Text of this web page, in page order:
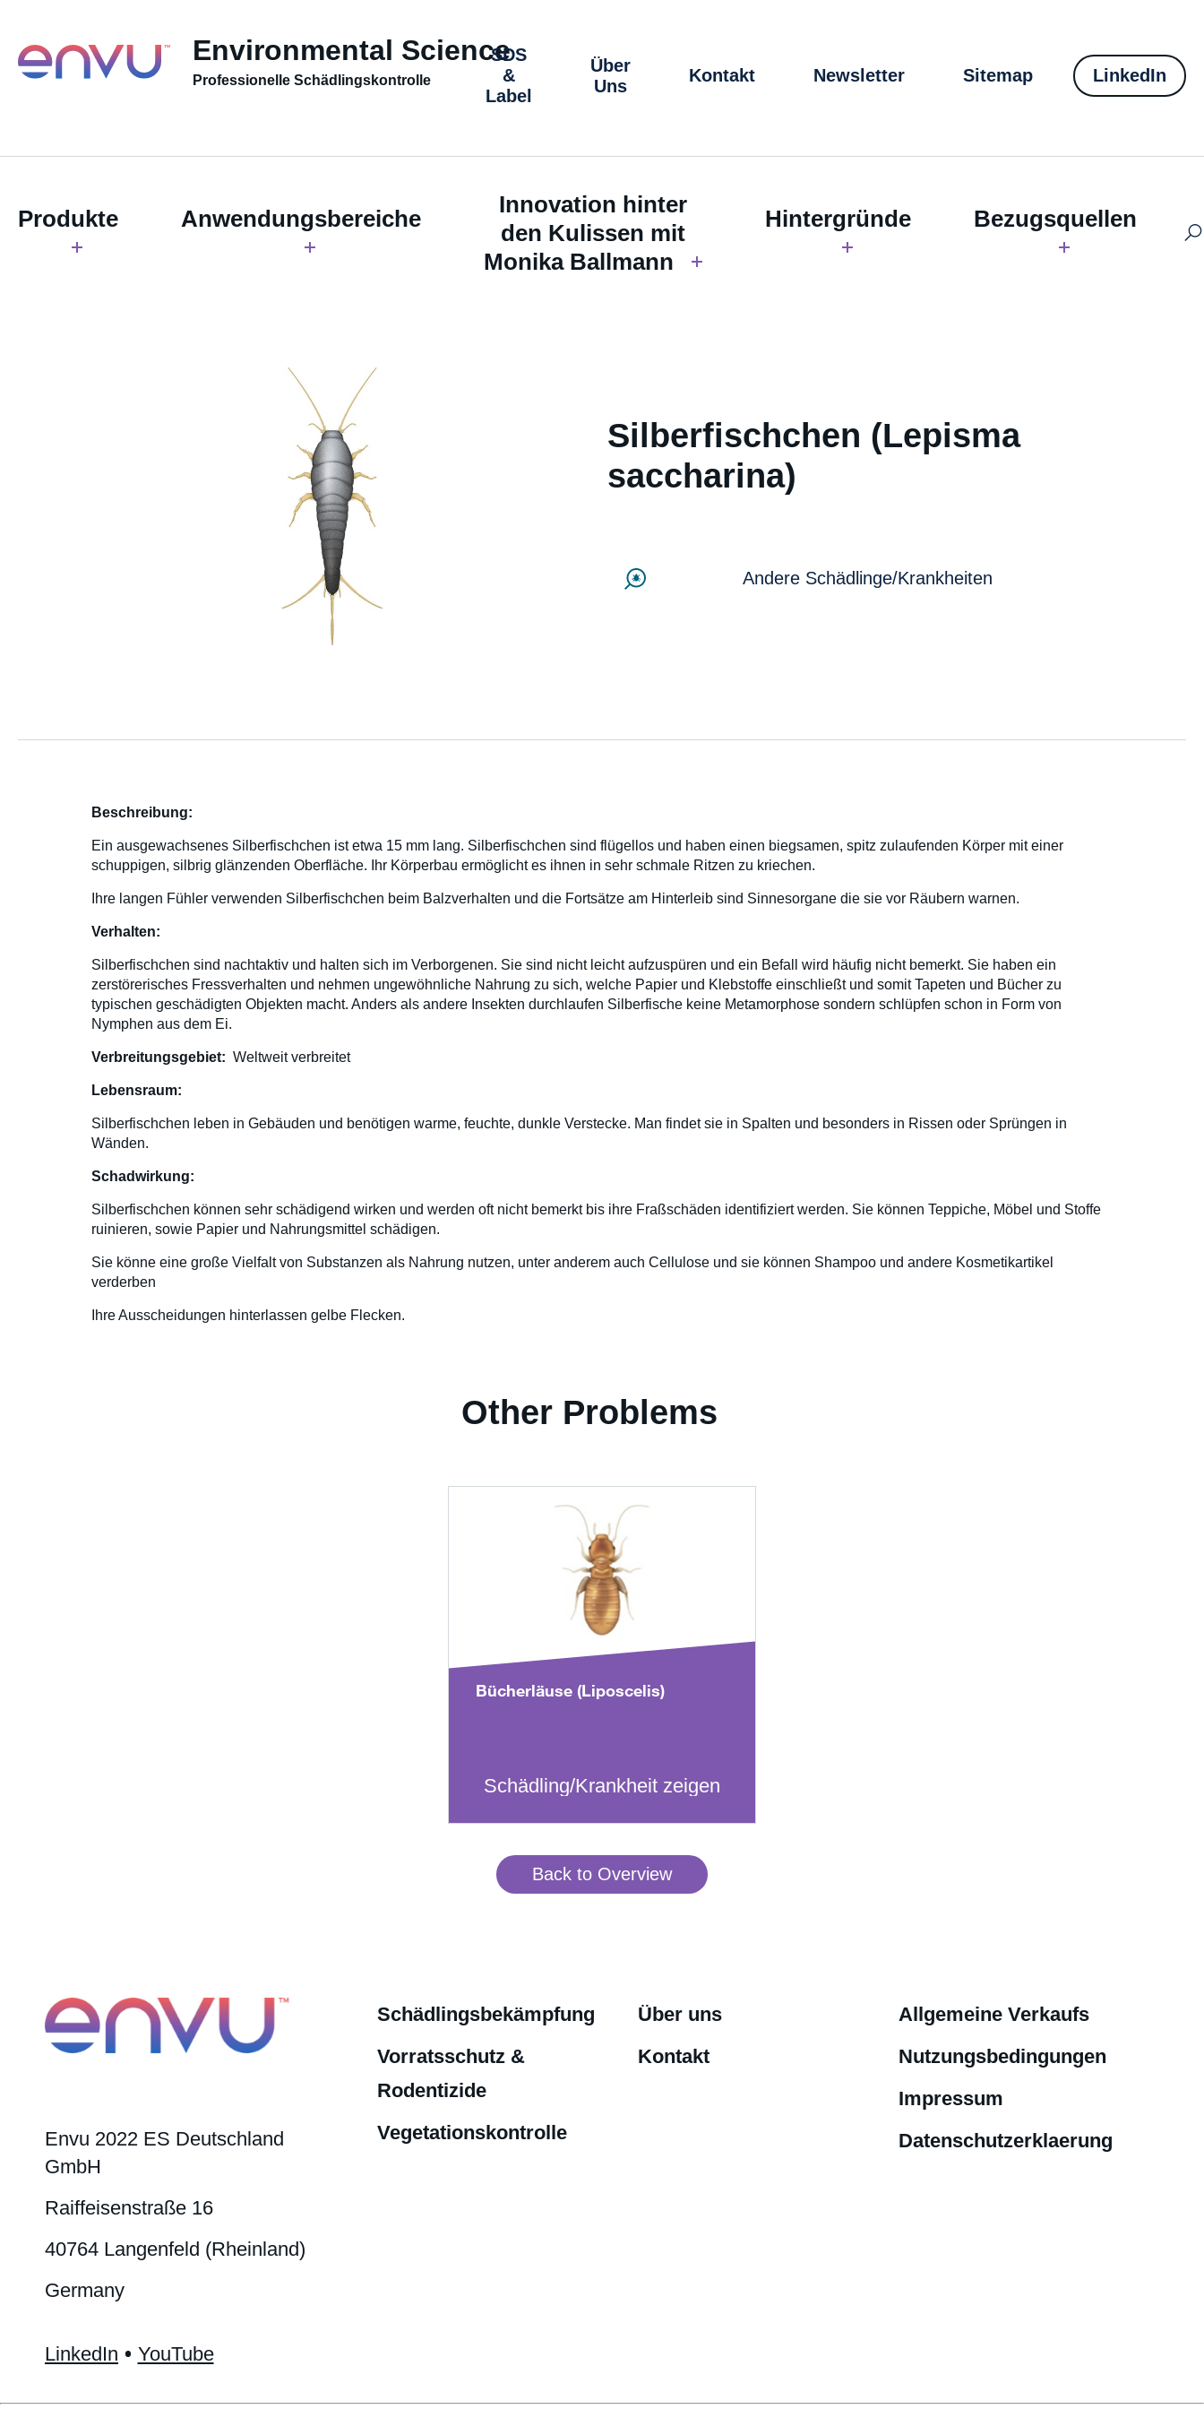
Environmental Science
Professionelle Schädlingskontrolle
SDS
&
Label
Über
Uns
Kontakt Newsletter Sitemap LinkedIn
Produkte Anwendungsbereiche
Innovation hinter
den Kulissen mit
Monika Ballmann
Hintergründe Bezugsquellen
Silberfischchen (Lepisma
saccharina)
Andere Schädlinge/Krankheiten
Beschreibung:
Ein ausgewachsenes Silberfischchen ist etwa 15 mm lang. Silberfischchen sind flügellos und haben einen biegsamen, spitz zulaufenden Körper mit einer
schuppigen, silbrig glänzenden Oberfläche. Ihr Körperbau ermöglicht es ihnen in sehr schmale Ritzen zu kriechen.
Ihre langen Fühler verwenden Silberfischchen beim Balzverhalten und die Fortsätze am Hinterleib sind Sinnesorgane die sie vor Räubern warnen.
Verhalten:
Silberfischchen sind nachtaktiv und halten sich im Verborgenen. Sie sind nicht leicht aufzuspüren und ein Befall wird häufig nicht bemerkt. Sie haben ein
zerstörerisches Fressverhalten und nehmen ungewöhnliche Nahrung zu sich, welche Papier und Klebstoffe einschließt und somit Tapeten und Bücher zu
typischen geschädigten Objekten macht. Anders als andere Insekten durchlaufen Silberfische keine Metamorphose sondern schlüpfen schon in Form von
Nymphen aus dem Ei.
Verbreitungsgebiet: Weltweit verbreitet
Lebensraum:
Silberfischchen leben in Gebäuden und benötigen warme, feuchte, dunkle Verstecke. Man findet sie in Spalten und besonders in Rissen oder Sprüngen in
Wänden.
Schadwirkung:
Silberfischchen können sehr schädigend wirken und werden oft nicht bemerkt bis ihre Fraßschäden identifiziert werden. Sie können Teppiche, Möbel und Stoffe
ruinieren, sowie Papier und Nahrungsmittel schädigen.
Sie könne eine große Vielfalt von Substanzen als Nahrung nutzen, unter anderem auch Cellulose und sie können Shampoo und andere Kosmetikartikel
verderben
Ihre Ausscheidungen hinterlassen gelbe Flecken.
Other Problems
Bücherläuse (Liposcelis)
Schädling/Krankheit zeigen
Back to Overview
Envu 2022 ES Deutschland
GmbH
Raiffeisenstraße 16
40764 Langenfeld (Rheinland)
Germany
LinkedIn YouTube
Schädlingsbekämpfung
Vorratsschutz &
Rodentizide
Vegetationskontrolle
Über uns
Kontakt
Allgemeine Verkaufs
Nutzungsbedingungen
Impressum
Datenschutzerklaerung